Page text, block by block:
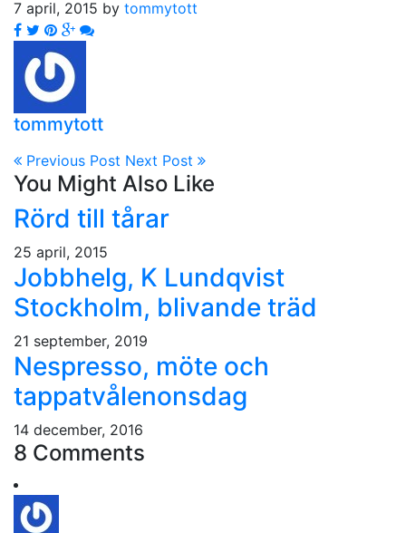
7 april, 2015 by tommytott
tommytott
Previous Post Next Post
You Might Also Like
Rörd till tårar
25 april, 2015
Jobbhelg, K Lundqvist
Stockholm, blivande träd
21 september, 2019
Nespresso, möte och
tappatvålenonsdag
14 december, 2016
8 Comments